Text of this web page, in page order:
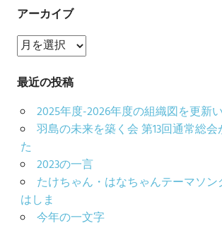
アーカイブ
ア
ー
カ
ブ
最近の投稿
2025年度-2026年度の組織図を更新
羽島の未来を築く会 第13回通常総
た
2023の一言
たけちゃん・はなちゃんテーマソ
はしま
今年の一文字